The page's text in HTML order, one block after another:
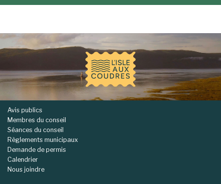
Avis publics
Membres du conseil
Séances du conseil
Règlements municipaux
Demande de permis
Calendrier
Nous joindre